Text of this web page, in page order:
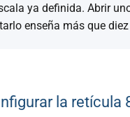
ya definida. Abrir
enseña más que
la retícula